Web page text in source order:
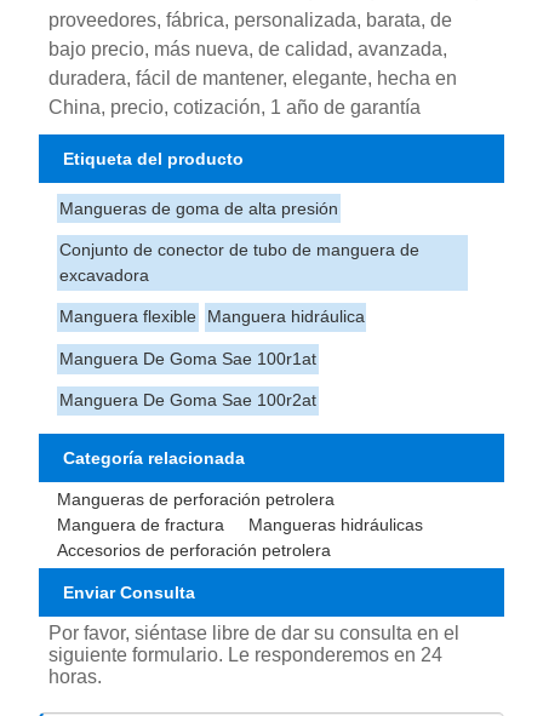
proveedores, fábrica, personalizada, barata, de
bajo precio, más nueva, de calidad, avanzada,
duradera, fácil de mantener, elegante, hecha en
China, precio, cotización, 1 año de garantía
Etiqueta del producto
Mangueras de goma de alta presión
Conjunto de conector de tubo de manguera de
excavadora
Manguera flexible Manguera hidráulica
Manguera De Goma Sae 100r1at
Manguera De Goma Sae 100r2at
Categoría relacionada
Mangueras de perforación petrolera
Manguera de fractura
Mangueras hidráulicas
Accesorios de perforación petrolera
Enviar Consulta
Por favor, siéntase libre de dar su consulta en el
siguiente formulario. Le responderemos en 24
horas.